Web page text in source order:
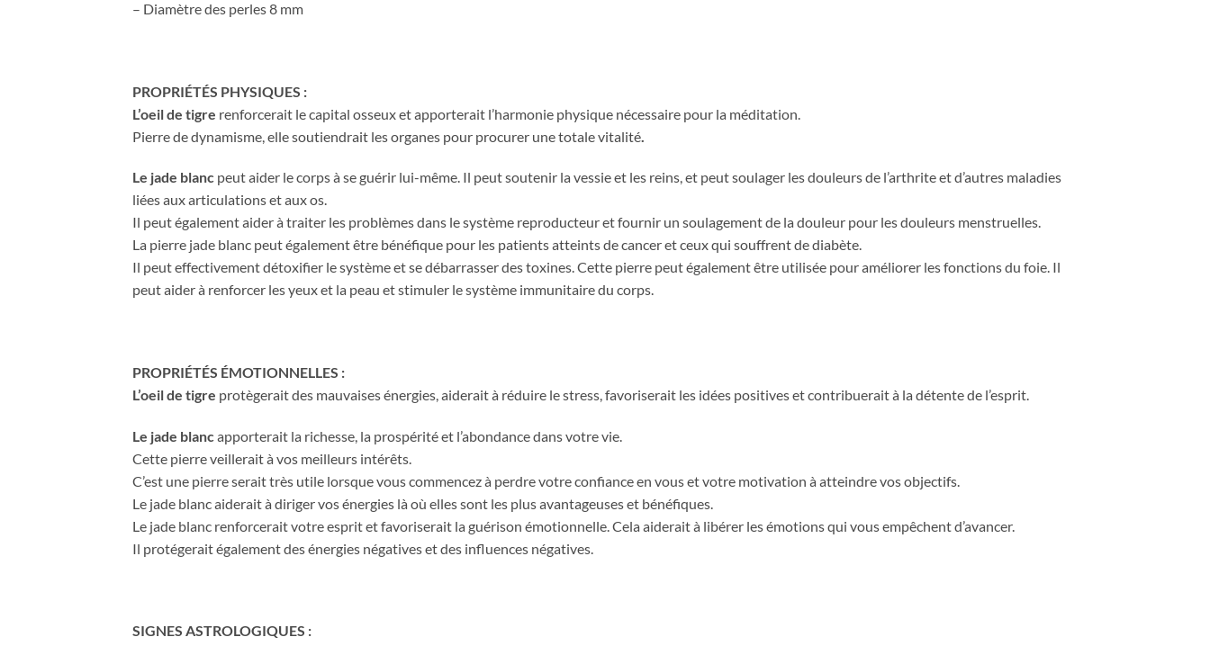
– Diamètre des perles 8 mm
PROPRIÉTÉS PHYSIQUES :
L’oeil de tigre renforcerait le capital osseux et apporterait l’harmonie physique nécessaire pour la méditation.
Pierre de dynamisme, elle soutiendrait les organes pour procurer une totale vitalité
Le jade blanc peut aider le corps à se guérir lui-même. Il peut soutenir la vessie et les reins, et peut soulager les douleurs de l’arthrite et d’autres maladies
liées aux articulations et aux os.
Il peut également aider à traiter les problèmes dans le système reproducteur et fournir un soulagement de la douleur pour les douleurs menstruelles.
La pierre jade blanc peut également être bénéfique pour les patients atteints de cancer et ceux qui souffrent de diabète.
Il peut effectivement détoxifier le système et se débarrasser des toxines. Cette pierre peut également être utilisée pour améliorer les fonctions du foie. Il
peut aider à renforcer les yeux et la peau et stimuler le système immunitaire du corps.
PROPRIÉTÉS ÉMOTIONNELLES :
L’oeil de tigre protègerait des mauvaises énergies, aiderait à réduire le stress, favoriserait les idées positives et contribuerait à la détente de l’esprit.
Le jade blancapporterait la richesse, la prospérité et l’abondance dans votre vie.
Cette pierre veillerait à vos meilleurs intérêts.
C’est une pierre serait très utile lorsque vous commencez à perdre votre confiance en vous et votre motivation à atteindre vos objectifs.
Le jade blanc aiderait à diriger vos énergies là où elles sont les plus avantageuses et bénéfiques.
Le jade blanc renforcerait votre esprit et favoriserait la guérison émotionnelle. Cela aiderait à libérer les émotions qui vous empêchent d’avancer.
Il protégerait également des énergies négatives et des influences négatives.
SIGNES ASTROLOGIQUES :